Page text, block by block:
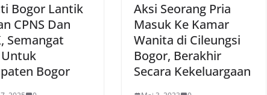
Bogor Lantik
CPNS Dan
Semangat
Bogor
Aksi Seorang Pria
Masuk Ke Kamar
Wanita di Cileungsi
Bogor, Berakhir
Secara Kekeluargaan